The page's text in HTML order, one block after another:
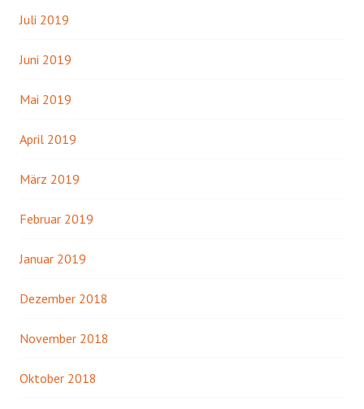
Juli 2019
Juni 2019
Mai 2019
April 2019
März 2019
Februar 2019
Januar 2019
Dezember 2018
November 2018
Oktober 2018